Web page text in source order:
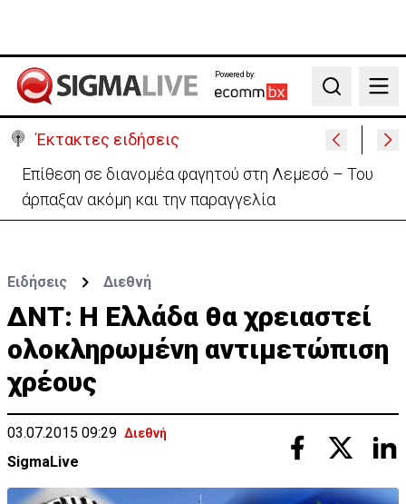
Powered by:
Search
Έκτακτες ειδήσεις
Ιταλία-Ισπανία: Στα άκρα η διπλωματική κόντρα για
το Σένγκεν
Ειδήσεις Διεθνή
ΔΝΤ: Η Ελλάδα θα χρειαστεί
ολοκληρωμένη αντιμετώπιση
χρέους
03.07.2015 09:29 Διεθνή
SigmaLive